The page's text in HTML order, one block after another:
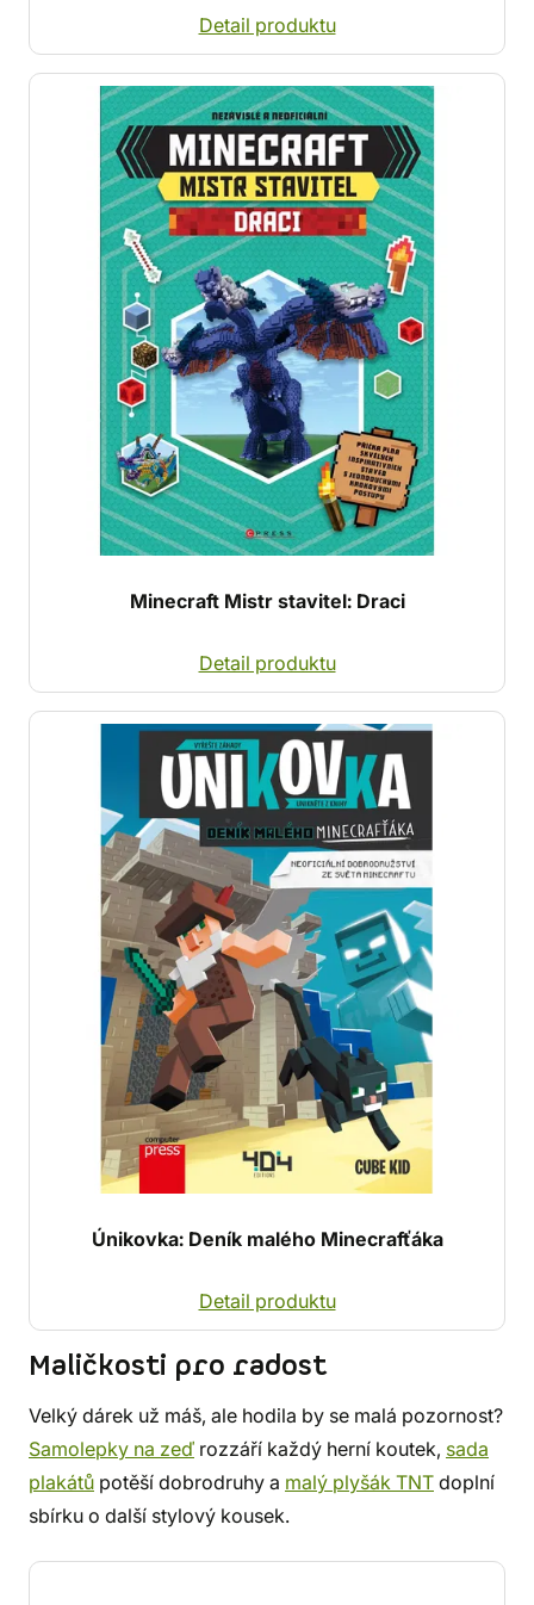
Detail produktu
Minecraft Mistr stavitel: Draci
Detail produktu
Únikovka: Deník malého Minecrafťáka
Detail produktu
Maličkosti pro radost
Velký dárek už máš, ale hodila by se malá pozornost?
Samolepky na zeď rozzáří každý herní koutek, sada
plakátů potěší dobrodruhy a malý plyšák TNT doplní
sbírku o další stylový kousek.